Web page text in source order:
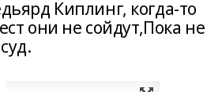
Киплинг, когда-то
они не сойдут,Пока не